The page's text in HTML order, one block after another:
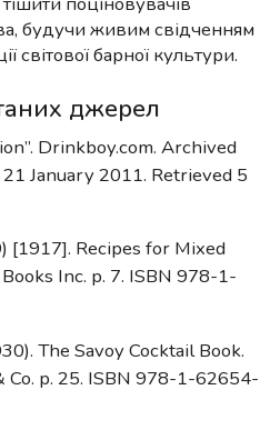
будучи живим свідченням
світової барної культури.
джерел
Drinkboy.com. Archived
January 2011. Retrieved 5
[1917]. Recipes for Mixed
Inc. p. 7. ISBN 978-1-
The Savoy Cocktail Book.
Co. p. 25. ISBN 978-1-62654-